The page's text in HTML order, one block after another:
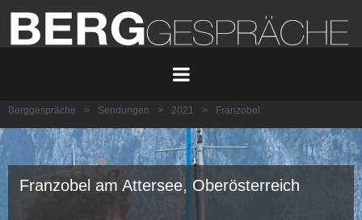
Berggespräche > Sendungen > 2021 > Franzobel
Franzobel am Attersee, Oberösterreich